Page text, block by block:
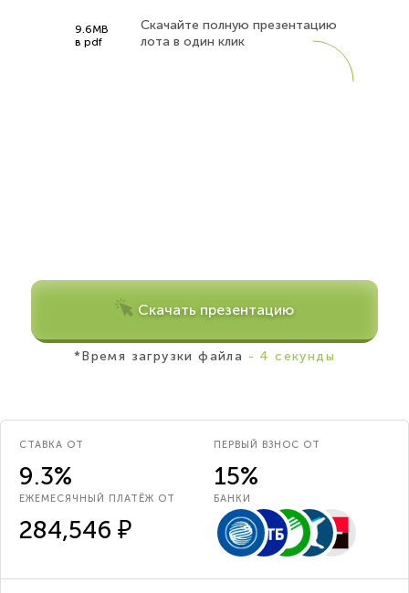
9.6MB
в pdf
Скачайте полную презентацию
лота в один клик
Скачать презентацию
*Время загрузки файла - 4 секунды
СТАВКА ОТ
9.3%
ПЕРВЫЙ ВЗНОС ОТ
15%
ЕЖЕМЕСЯЧНЫЙ ПЛАТЁЖ ОТ
284,546 ₽
БАНКИ